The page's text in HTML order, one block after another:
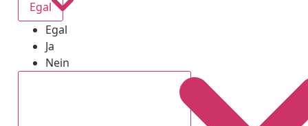
Egal
Egal
Ja
Nein